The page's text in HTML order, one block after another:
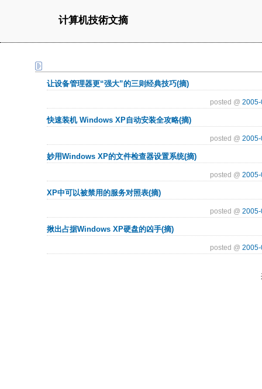
计算机技術文摘
让设备管理器更“强大”的三则经典技巧(摘)
posted @
快速装机 Windows XP自动安装全攻略(摘)
posted @
妙用Windows XP的文件检查器设置系统(摘)
posted @
XP中可以被禁用的服务对照表(摘)
posted @
揪出占据Windows XP硬盘的凶手(摘)
posted @